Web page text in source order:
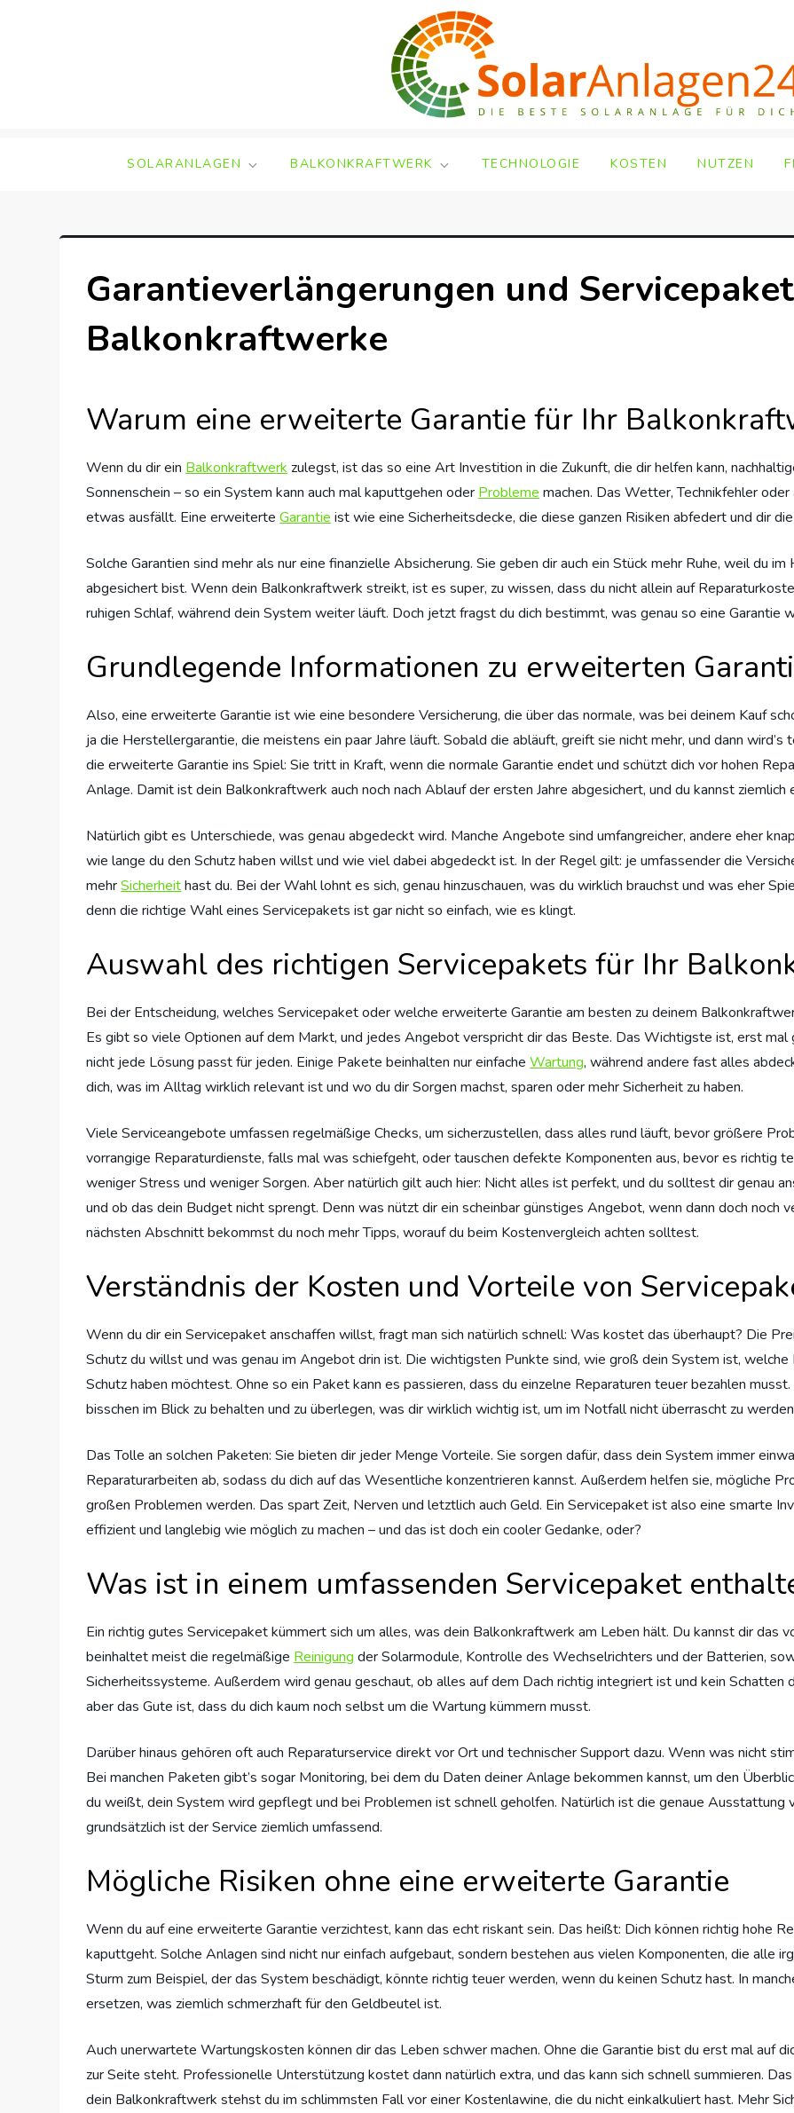
SOLARANLAGEN BALKONKRAFTWERK TECHNOLOGIE KOSTEN NUTZEN
Garantieverlängerungen und
Balkonkraftwerke
Warum eine erweiterte Garantie für Ihr
Wenn du dir ein Balkonkraftwerk zulegst, ist das so eine Art Investition in die Zukunft, die dir helfen kann,
Sonnenschein – so ein System kann auch mal kaputtgehen oder Probleme machen. Das Wetter, Technikfehler
etwas ausfällt. Eine erweiterteGarantie ist wie eine Sicherheitsdecke, die diese ganzen Risiken abfedert und dir
Solche Garantien sind mehr als nur eine finanzielle Absicherung. Sie geben dir auch ein Stück mehr Ruhe, weil du
abgesichert bist. Wenn dein Balkonkraftwerk streikt, ist es super, zu wissen, dass du nicht allein auf
ruhigen Schlaf, während dein System weiter läuft. Doch jetzt fragst du dich bestimmt, was genau so eine Garantie
Grundlegende Informationen zu erweiterten
Also, eine erweiterte Garantie ist wie eine besondere Versicherung, die über das normale, was bei deinem Kauf
ja die Herstellergarantie, die meistens ein paar Jahre läuft. Sobald die abläuft, greift sie nicht mehr, und dann
die erweiterte Garantie ins Spiel: Sie tritt in Kraft, wenn die normale Garantie endet und schützt dich vor hohen
Anlage. Damit ist dein Balkonkraftwerk auch noch nach Ablauf der ersten Jahre abgesichert, und du kannst ziemlich
Natürlich gibt es Unterschiede, was genau abgedeckt wird. Manche Angebote sind umfangreicher, andere eher
wie lange du den Schutz haben willst und wie viel dabei abgedeckt ist. In der Regel gilt: je umfassender die
mehrSicherheithast du. Bei der Wahl lohnt es sich, genau hinzuschauen, was du wirklich brauchst und was eher
denn die richtige Wahl eines Servicepakets ist gar nicht so einfach, wie es klingt.
Auswahl des richtigen Servicepakets für Ihr
Bei der Entscheidung, welches Servicepaket oder welche erweiterte Garantie am besten zu deinem
Es gibt so viele Optionen auf dem Markt, und jedes Angebot verspricht dir das Beste. Das Wichtigste ist, erst mal
nicht jede Lösung passt für jeden. Einige Pakete beinhalten nur einfacheWartung, während andere fast alles
dich, was im Alltag wirklich relevant ist und wo du dir Sorgen machst, sparen oder mehr Sicherheit zu haben.
Viele Serviceangebote umfassen regelmäßige Checks, um sicherzustellen, dass alles rund läuft, bevor größere
vorrangige Reparaturdienste, falls mal was schiefgeht, oder tauschen defekte Komponenten aus, bevor es richtig
weniger Stress und weniger Sorgen. Aber natürlich gilt auch hier: Nicht alles ist perfekt, und du solltest dir genau
und ob das dein Budget nicht sprengt. Denn was nützt dir ein scheinbar günstiges Angebot, wenn dann doch noch
nächsten Abschnitt bekommst du noch mehr Tipps, worauf du beim Kostenvergleich achten solltest.
Verständnis der Kosten und Vorteile von
Wenn du dir ein Servicepaket anschaffen willst, fragt man sich natürlich schnell: Was kostet das überhaupt? Die
Schutz du willst und was genau im Angebot drin ist. Die wichtigsten Punkte sind, wie groß dein System ist,
Schutz haben möchtest. Ohne so ein Paket kann es passieren, dass du einzelne Reparaturen teuer bezahlen
bisschen im Blick zu behalten und zu überlegen, was dir wirklich wichtig ist, um im Notfall nicht überrascht zu
Das Tolle an solchen Paketen: Sie bieten dir jeder Menge Vorteile. Sie sorgen dafür, dass dein System immer
Reparaturarbeiten ab, sodass du dich auf das Wesentliche konzentrieren kannst. Außerdem helfen sie, mögliche
großen Problemen werden. Das spart Zeit, Nerven und letztlich auch Geld. Ein Servicepaket ist also eine smarte
effizient und langlebig wie möglich zu machen – und das ist doch ein cooler Gedanke, oder?
Was ist in einem umfassenden Servicepaket
Ein richtig gutes Servicepaket kümmert sich um alles, was dein Balkonkraftwerk am Leben hält. Du kannst dir
beinhaltet meist die regelmäßige Reinigung der Solarmodule, Kontrolle des Wechselrichters und der Batterien,
Sicherheitssysteme. Außerdem wird genau geschaut, ob alles auf dem Dach richtig integriert ist und kein Schatten
aber das Gute ist, dass du dich kaum noch selbst um die Wartung kümmern musst.
Darüber hinaus gehören oft auch Reparaturservice direkt vor Ort und technischer Support dazu. Wenn was nicht
Bei manchen Paketen gibt’s sogar Monitoring, bei dem du Daten deiner Anlage bekommen kannst, um den
du weißt, dein System wird gepflegt und bei Problemen ist schnell geholfen. Natürlich ist die genaue Ausstattung
grundsätzlich ist der Service ziemlich umfassend.
Mögliche Risiken ohne eine erweiterte Garantie
Wenn du auf eine erweiterte Garantie verzichtest, kann das echt riskant sein. Das heißt: Dich können richtig hohe
kaputtgeht. Solche Anlagen sind nicht nur einfach aufgebaut, sondern bestehen aus vielen Komponenten, die alle
Sturm zum Beispiel, der das System beschädigt, könnte richtig teuer werden, wenn du keinen Schutz hast. In
ersetzen, was ziemlich schmerzhaft für den Geldbeutel ist.
Auch unerwartete Wartungskosten können dir das Leben schwer machen. Ohne die Garantie bist du erst mal auf
zur Seite steht. Professionelle Unterstützung kostet dann natürlich extra, und das kann sich schnell summieren.
dein Balkonkraftwerk stehst du im schlimmsten Fall vor einer Kostenlawine, die du nicht einkalkuliert hast. Mehr